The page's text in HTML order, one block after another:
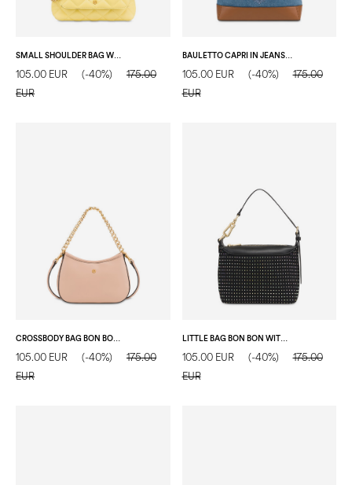
SMALL SHOULDER BAG WALTZER NIGHT GIALLO
105.00 EUR (-40%)
175.00
EUR
BAULETTO CAPRI IN JEANS BLU/CUOIO
105.00 EUR (-40%)
175.00
EUR
105.00 EUR (-40%)
175.00
EUR
LITTLE BAG BON BON WITH CRYSTALS NERO/NERO
105.00 EUR (-40%)
175.00
EUR